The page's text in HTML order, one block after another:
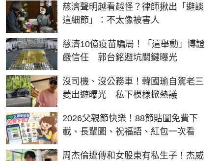
慈濟聲明越看越怪？律師揪出「避談
這細節」：不太像被害人
慈濟10億疫苗騙局！「這舉動」博證
嚴信任 郭台銘避坑關鍵曝光
沒司機、沒公務車！韓國瑜自駕老三
菱出遊曝光 私下模樣掀熱議
2026父親節快樂！88節貼圖免費下
載、長輩圖、祝福語、紅包一次看
周杰倫遭傳和女股東有私生子！杰威